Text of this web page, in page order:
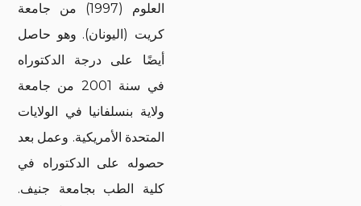
العلوم (1997) من جامعة
كريت (اليونان). وهو حاصل
أيضًا على درجة الدكتوراه
في سنة 2001 من جامعة
ولاية بنسلفانيا في الولايات
المتحدة الأمريكية. وعمل بعد
حصوله على الدكتوراه في
كلية الطب بجامعة جنيف.